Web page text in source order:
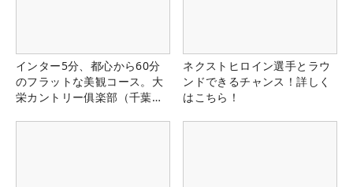
インター5分、都心から60分
のフラットな美観コース。大
栄カントリー俱楽部（千葉
ネクストヒロイン選手とラウ
ンドできるチャンス！詳しく
はこちら！